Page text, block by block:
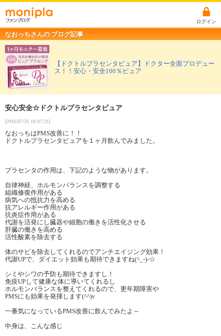
ログイン
なおっちさんの ブログ記事
【ドクトルプラセンタピュア】ドクター全面プロデュー
ス！！安心・安全100％ピュア
安心安全☆ドクトルプラセンタピュア
[2016/07/25 18:47:21]
なおっちはPMS改善に！！
ドクトルプラセンタピュアを１ヶ月飲んでみました。
プラセンタの作用は、下記のような物があります。
自律神経、ホルモンバランスを調整する
組織修復作用がある
病気への抵抗力を高める
抗アレルギー作用がある
抗炎症作用がある
代謝を活発にし臓器や細胞の働きを活性化させる
肝臓の働きを高める
活性酸素を除去する
体のサビを除去してくれるのでアンチエイジング効果！
代謝UPで、ダイエット効果も期待できますね(^_-)-☆
シミやシワの予防も期待できますし！
免疫UPして健康な体に導いてくれるし
ホルモンバランスを整えてくれるので、更年期障害や
PMSにも効果を発揮します(^^)v
一番気になっているPMS改善に飲んでみたよ～
中身は、こんな感じ